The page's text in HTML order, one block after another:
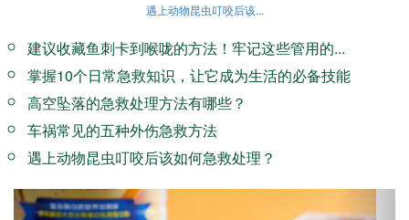
遇上动物昆虫叮咬后该...
建议收藏鱼刺卡到喉咙的方法！牢记这些管用的...
掌握10个日常急救知识，让它成为生活的必备技能
高空坠落的急救处理方法有哪些？
车祸常见的五种外伤急救方法
遇上动物昆虫叮咬后该如何急救处理？
Previous